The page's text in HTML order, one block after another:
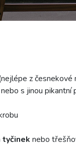
z
s jinou pikantní
tyčinek nebo